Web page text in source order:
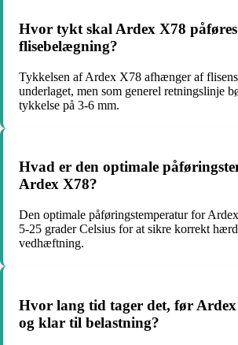
Hvor tykt skal Ardex X78
flisebelægning?
Tykkelsen af Ardex X78 afhænger af
underlaget, men som generel retningslinje
tykkelse på 3-6 mm.
Hvad er den optimale
Ardex X78?
Den optimale påføringstemperatur for
5-25 grader Celsius for at sikre korrekt
vedhæftning.
Hvor lang tid tager det, før
og klar til belastning?